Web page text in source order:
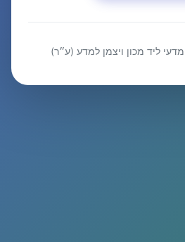
מדעי ליד מכון ויצמן למדע (ע״ר)